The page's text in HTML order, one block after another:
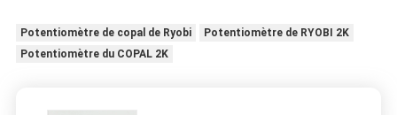
Potentiomètre de copal de Ryobi
Potentiomètre de RYOBI 2K
Potentiomètre du COPAL 2K